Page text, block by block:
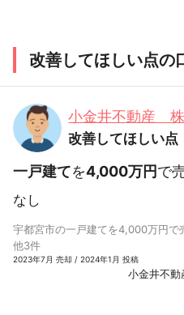
改善してほしい点の
小金井不動産
改善してほしい点
一戸建てを4,000万円で
なし
宇都宮市の一戸建てを4,000万円
他3件
2023年7月 売却 / 2024年1月 投稿
小金井不